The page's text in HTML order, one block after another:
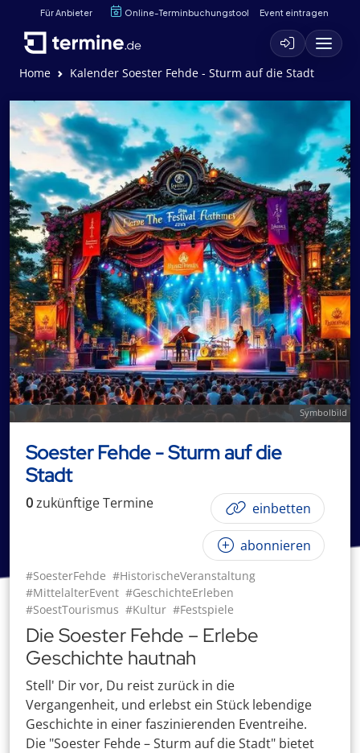
Für Anbieter Online-Terminbuchungstool Event eintragen
Home Kalender Soester Fehde - Sturm auf die Stadt
Symbolbild
Soester Fehde - Sturm auf die
Stadt
0zukünftigeTermine einbetten
abonnieren
#SoesterFehde #HistorischeVeranstaltung
#MittelalterEvent #GeschichteErleben
#SoestTourismus #Kultur #Festspiele
Die Soester Fehde – Erlebe
Geschichte hautnah
Stell' Dir vor, Du reist zurück in die
Vergangenheit, und erlebst ein Stück lebendige
Geschichte in einer faszinierenden Eventreihe.
Die "Soester Fehde – Sturm auf die Stadt" bietet